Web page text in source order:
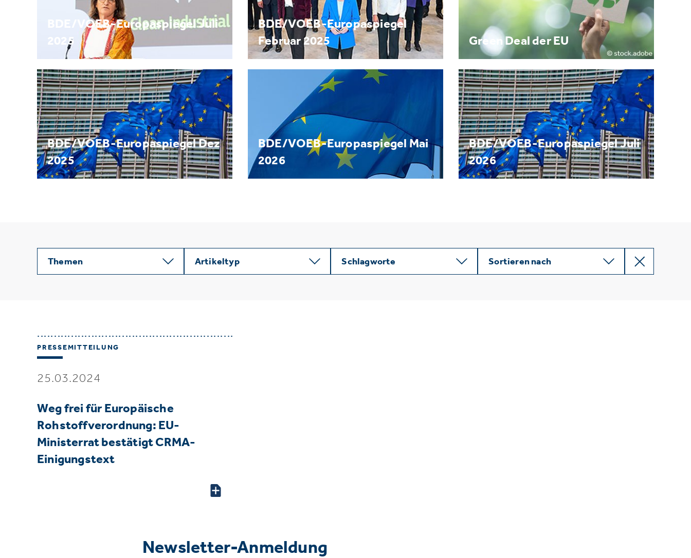
BDE/VOEB-Europaspiegel Juli
2025
BDE/VOEB-Europaspiegel
Februar 2025
Green Deal der EU
BDE/VOEB-Europaspiegel Dez
2025
BDE/VOEB-Europaspiegel Mai
2026
BDE/VOEB-Europaspiegel Juli
2026
Themen Artikeltyp Schlagworte Sortieren nach
PRESSEMITTEILUNG
25.03.2024
Weg frei für Europäische
Rohstoffverordnung: EU-
Ministerrat bestätigt CRMA-
Einigungstext
Newsletter-Anmeldung